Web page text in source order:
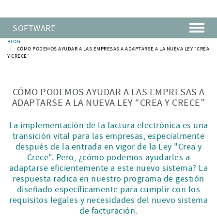
SOFTWARE
BLOG
CÓMO PODEMOS AYUDAR A LAS EMPRESAS A ADAPTARSE A LA NUEVA LEY “CREA
Y CRECE”
CÓMO PODEMOS AYUDAR A LAS EMPRESAS A
ADAPTARSE A LA NUEVA LEY “CREA Y CRECE”
La implementación de la factura electrónica es una
transición vital para las empresas, especialmente
después de la entrada en vigor de la Ley "Crea y
Crece". Pero, ¿cómo podemos ayudarles a
adaptarse eficientemente a este nuevo sistema? La
respuesta radica en nuestro programa de gestión
diseñado específicamente para cumplir con los
requisitos legales y necesidades del nuevo sistema
de facturación.